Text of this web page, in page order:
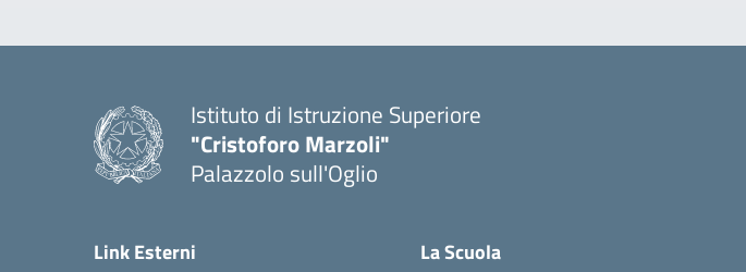
Istituto di Istruzione Superiore
"Cristoforo Marzoli"
Palazzolo sull'Oglio
Link Esterni La Scuola